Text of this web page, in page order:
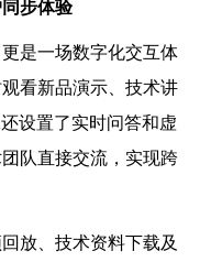
步体验
是一场数字化交互体
看新品演示、技术讲
设置了实时问答和虚
队直接交流，实现跨
放、技术资料下载及